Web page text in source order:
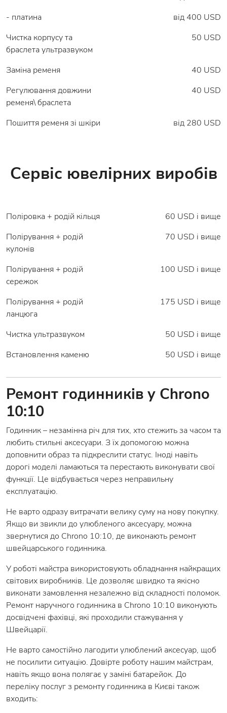
- платина
від 400 USD
Чистка корпусу та
браслета ультразвуком
50 USD
Заміна ременя
40 USD
Регулювання довжини
ременя\ браслета
40 USD
Пошиття ременя зі шкіри від 280 USD
Сервіс ювелірних виробів
Поліровка + родій кільця
60 USD і вище
Полірування + родій
кулонів
70 USD і вище
Полірування + родій
сережок
100 USD і вище
Полірування + родій
ланцюга
175 USD і вище
Чистка ультразвуком
50 USD і вище
Встановлення каменю
50 USD і вище
Ремонт годинників у Chrono
10:10
Годинник – незамінна річ для тих, хто стежить за часом та
любить стильні аксесуари. З їх допомогою можна
доповнити образ та підкреслити статус. Іноді навіть
дорогі моделі ламаються та перестають виконувати свої
функції. Це відбувається через неправильну
експлуатацію.
Не варто одразу витрачати велику суму на нову покупку.
Якщо ви звикли до улюбленого аксесуару, можна
звернутися до Chrono 10:10, де виконають ремонт
швейцарського годинника.
У роботі майстра використовують обладнання найкращих
світових виробників. Це дозволяє швидко та якісно
виконати замовлення незалежно від складності поломок.
Ремонт наручного годинника в Chrono 10:10 виконують
досвідчені фахівці, які проходили стажування у
Швейцарії.
Не варто самостійно лагодити улюблений аксесуар, щоб
не посилити ситуацію. Довірте роботу нашим майстрам,
навіть якщо вона полягає у заміні батарейок. До
переліку послуг з ремонту годинника в Києві також
входить: